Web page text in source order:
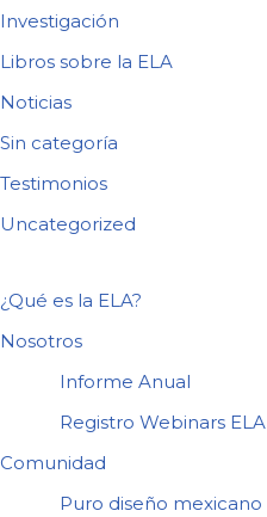
Investigación
Libros sobre la ELA
Noticias
Sin categoría
Testimonios
Uncategorized
¿Qué es la ELA?
Nosotros
Informe Anual
Registro Webinars ELA
Comunidad
Puro diseño mexicano